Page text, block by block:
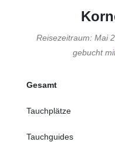
Reisezeitraum: Mai
gebucht
Gesamt
Tauchplätze
Tauchguides